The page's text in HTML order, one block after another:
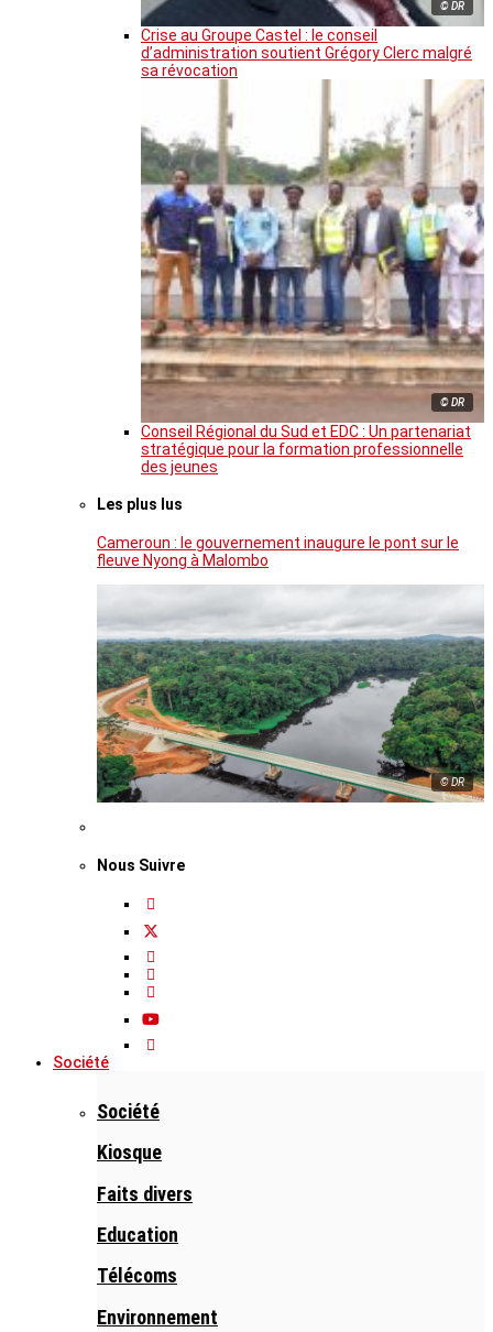
© DR
Crise au Groupe Castel : le conseil
d’administration soutient Grégory Clerc malgré
sa révocation
© DR
Conseil Régional du Sud et EDC : Un partenariat
stratégique pour la formation professionnelle
des jeunes
Les plus lus
Cameroun : le gouvernement inaugure le pont sur le
fleuve Nyong à Malombo
© DR
Nous Suivre
Société
Société
Kiosque
Faits divers
Education
Télécoms
Environnement